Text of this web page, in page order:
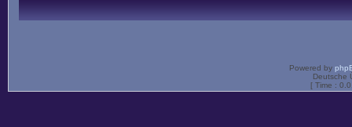
Powered by
Deutsche
[ Time :